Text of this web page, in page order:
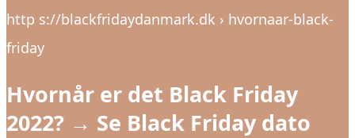
http s://blackfridaydanmark.dk › hvornaar-black-
friday
Hvornår er det Black Friday
2022? → Se Black Friday dato